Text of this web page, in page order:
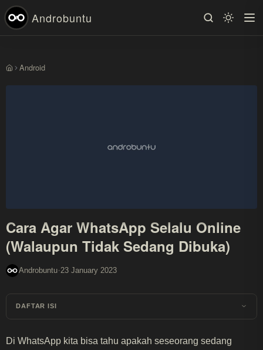
Androbuntu
BerandaAndroid
Cara Agar WhatsApp Selalu Online
(Walaupun Tidak Sedang Dibuka)
Androbuntu·23 January 2023
DAFTAR ISI
Di WhatsApp kita bisa tahu apakah seseorang sedang